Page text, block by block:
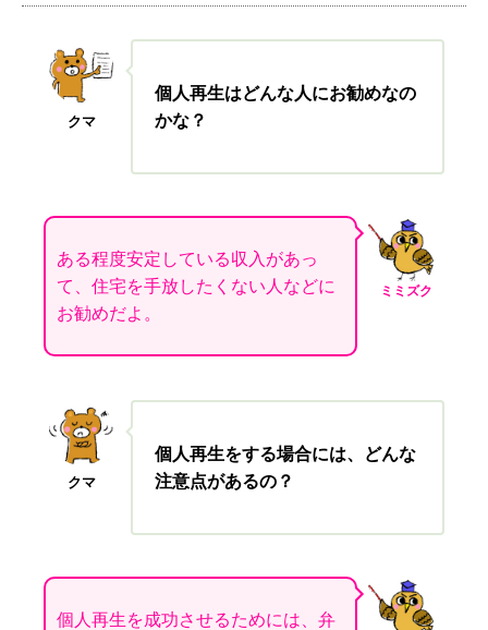
クマ
個人再生はどんな人にお勧めなの
かな？
ミミズク
ある程度安定している収入があっ
て、住宅を手放したくない人などに
お勧めだよ。
クマ
個人再生をする場合には、どんな
注意点があるの？
個人再生を成功させるためには、弁